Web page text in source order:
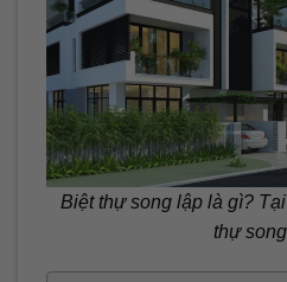
Biệt thự song lập là gì?
thự